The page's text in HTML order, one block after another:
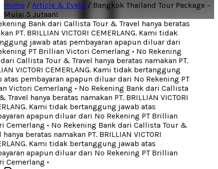
Home / Article & Event / Bangkok Thailand Tour Package –
Mulai 5 Jutaan!
Bank dari Callista Tour & Travel hanya beratas
PT. BRILLIAN VICTORI CEMERLANG. Kami tidak
jawab atas pembayaran apapun diluar dari
PT Brillian Victori Cemerlang• No Rekening
Callista Tour & Travel hanya beratas namakan PT.
VICTORI CEMERLANG. Kami tidak bertanggung
pembayaran apapun diluar dari No Rekening PT
Victori Cemerlang• No Rekening Bank dari Callista
hanya beratas namakan PT. BRILLIAN VICTORI
Kami tidak bertanggung jawab atas
apapun diluar dari No Rekening PT Brillian
Cemerlang• No Rekening Bank dari Callista Tour &
beratas namakan PT. BRILLIAN VICTORI
Kami tidak bertanggung jawab atas
apapun diluar dari No Rekening PT Brillian
Cemerlang•